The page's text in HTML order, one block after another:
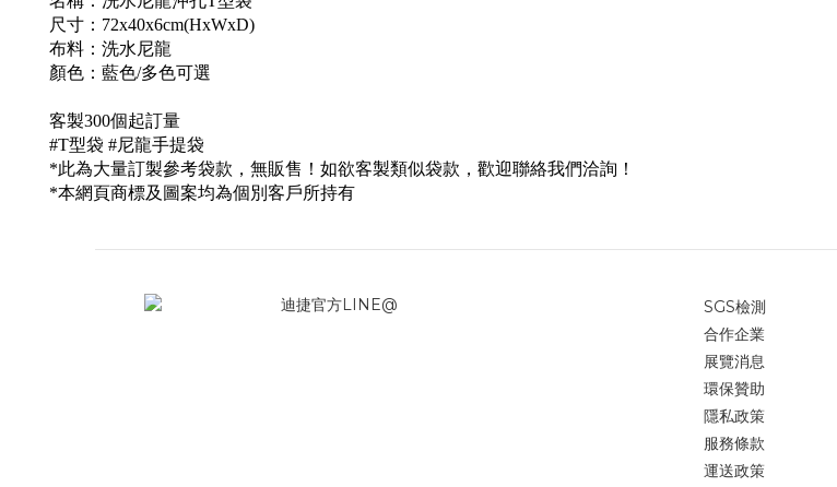
尺寸：72x40x6cm(HxWxD)
布料： 洗水尼龍
顏色：藍色/多色可選
客製300個起訂量
#T型袋 #尼龍手提袋
*此為大量訂製參考袋款，無販售！如欲客製類似袋款，歡迎聯絡我們洽詢！
*本網頁商標及圖案均為個別客戶所持有
SGS檢測
合作企業
展覽消息
環保贊助
隱私政策
服務條款
運送政策